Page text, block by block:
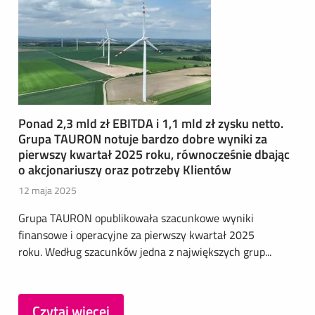
Ponad 2,3 mld zł EBITDA i 1,1 mld zł zysku netto.
Grupa TAURON notuje bardzo dobre wyniki za
pierwszy kwartał 2025 roku, równocześnie dbając
o akcjonariuszy oraz potrzeby Klientów
12 maja 2025
Grupa TAURON opublikowała szacunkowe wyniki
finansowe i operacyjne za pierwszy kwartał 2025
roku. Według szacunków jedna z największych grup...